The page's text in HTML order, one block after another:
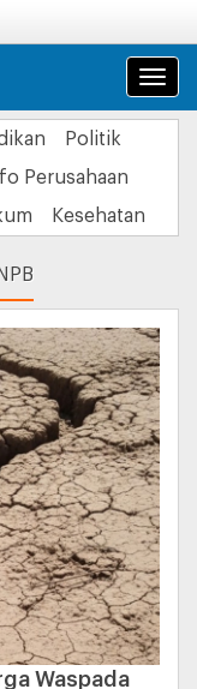
Politik
Perusahaan
Kesehatan
Waspada